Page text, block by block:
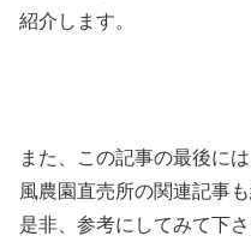
紹介します。
また、この記事の最後には
風農園直売所の関連記事
是非、参考にしてみて下さ